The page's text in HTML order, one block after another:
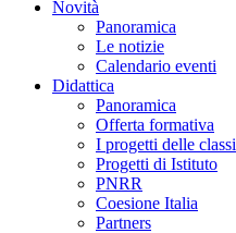
Novità
Panoramica
Le notizie
Calendario eventi
Didattica
Panoramica
Offerta formativa
I progetti delle classi
Progetti di Istituto
PNRR
Coesione Italia
Partners